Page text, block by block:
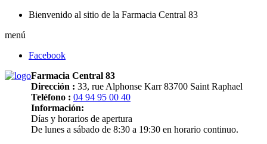
Bienvenido al sitio de la Farmacia Central 83
menú
Facebook
Farmacia Central 83
Dirección : 33, rue Alphonse Karr 83700 Saint Raphael
Teléfono : 04 94 95 00 40
Información:
Días y horarios de apertura
De lunes a sábado de 8:30 a 19:30 en horario continuo.